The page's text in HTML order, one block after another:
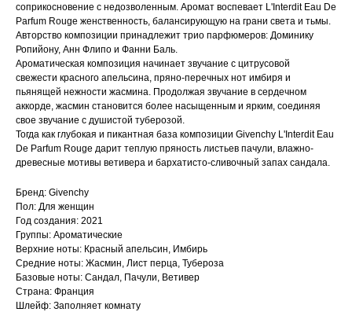
соприкосновение с недозволенным. Аромат воспевает L'Interdit Eau De
Parfum Rouge женственность, балансирующую на грани света и тьмы.
Авторство композиции принадлежит трио парфюмеров: Доминику
Ропийону, Анн Флипо и Фанни Баль.
Ароматическая композиция начинает звучание с цитрусовой
свежести красного апельсина, пряно-перечных нот имбиря и
пьянящей нежности жасмина. Продолжая звучание в сердечном
аккорде, жасмин становится более насыщенным и ярким, соединяя
свое звучание с душистой туберозой.
Тогда как глубокая и пикантная база композиции Givenchy L'Interdit Eau
De Parfum Rouge дарит теплую пряность листьев пачули, влажно-
древесные мотивы ветивера и бархатисто-сливочный запах сандала.
Бренд: Givenchy
Пол: Для женщин
Год создания: 2021
Группы: Ароматические
Верхние ноты: Красный апельсин, Имбирь
Средние ноты: Жасмин, Лист перца, Тубероза
Базовые ноты: Сандал, Пачули, Ветивер
Страна: Франция
Шлейф: Заполняет комнату